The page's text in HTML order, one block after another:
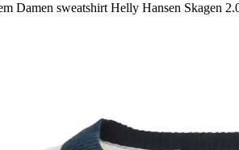
Damen sweatshirt Helly Hansen Skagen